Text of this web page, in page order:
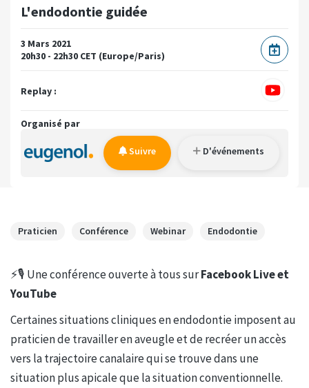
L'endodontie guidée
3 Mars 2021
20h30 - 22h30 CET (Europe/Paris)
Replay :
Organisé par
Suivre D'événements
Praticien Conférence Webinar Endodontie
⚡️🎙 Une conférence ouverte à tous surFacebook Live et
YouTube
Certaines situations cliniques en endodontie imposent au
praticien de travailler en aveugle et de recréer un accès
vers la trajectoire canalaire qui se trouve dans une
situation plus apicale que la situation conventionnelle.